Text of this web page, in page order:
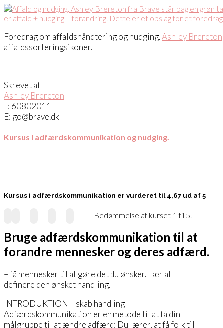
Foredrag om affaldshåndtering og nudging.Ashley Brereton
affaldssorteringsikoner.
Skrevet af
Ashley Brereton
T: 60802011
E: go@brave.dk
Kursus i adfærdskommunikation og nudging.
Kursus i adfærdskommunikation er vurderet til 4,67 ud af 5
Bedømmelse af kurset 1 til 5.
Bruge adfærdskommunikation til at
forandre mennesker og deres adfærd.
– få mennesker til at gøre det du ønsker. Lær at
definere den ønsket handling.
INTRODUKTION – skab handling
Adfærdskommunikation er en metode til at få din
målgruppe til at ændre adfærd: Du lærer, at få folk til